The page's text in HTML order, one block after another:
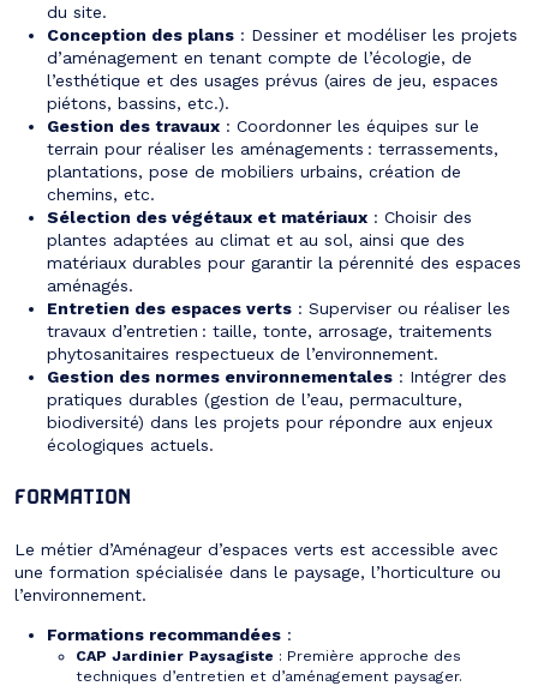
du site.
Conception des plans : Dessiner et modéliser les projets
d’aménagement en tenant compte de l’écologie, de
l’esthétique et des usages prévus (aires de jeu, espaces
piétons, bassins, etc.).
Gestion des travaux : Coordonner les équipes sur le
terrain pour réaliser les aménagements : terrassements,
plantations, pose de mobiliers urbains, création de
chemins, etc.
Sélection des végétaux et matériaux : Choisir des
plantes adaptées au climat et au sol, ainsi que des
matériaux durables pour garantir la pérennité des espaces
aménagés.
Entretien des espaces verts : Superviser ou réaliser les
travaux d’entretien : taille, tonte, arrosage, traitements
phytosanitaires respectueux de l’environnement.
Gestion des normes environnementales : Intégrer des
pratiques durables (gestion de l’eau, permaculture,
biodiversité) dans les projets pour répondre aux enjeux
écologiques actuels.
FORMATION
Le métier d’Aménageur d’espaces verts est accessible avec
une formation spécialisée dans le paysage, l’horticulture ou
l’environnement.
Formations recommandées :
CAP Jardinier Paysagiste : Première approche des
techniques d’entretien et d’aménagement paysager.